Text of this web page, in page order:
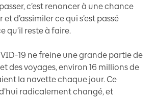
c’est renoncer à une chance
et d’assimiler ce qui s’est passé
qu’il reste à faire.
19 ne freine une grande partie de
des voyages, environ 16 millions de
la navette chaque jour. Ce
radicalement changé, et